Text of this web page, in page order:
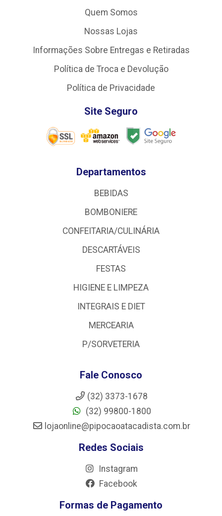
Quem Somos
Nossas Lojas
Informações Sobre Entregas e Retiradas
Política de Troca e Devolução
Política de Privacidade
Site Seguro
Departamentos
BEBIDAS
BOMBONIERE
CONFEITARIA/CULINÁRIA
DESCARTÁVEIS
FESTAS
HIGIENE E LIMPEZA
INTEGRAIS E DIET
MERCEARIA
P/SORVETERIA
Fale Conosco
(32) 3373-1678
(32) 99800-1800
lojaonline@pipocaoatacadista.com.br
Redes Sociais
Instagram
Facebook
Formas de Pagamento